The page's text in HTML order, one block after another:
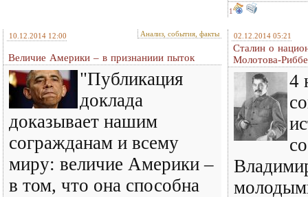
1
10.12.2014 12:00 Анализ, события, факты
Величие Америки – в признаниии пыток
"Публикация
доклада
доказывает нашим
согражданам и всему
миру: величие Америки –
в том, что она способна
02.12.2014 05:21
Сталин о
Молотова-
4